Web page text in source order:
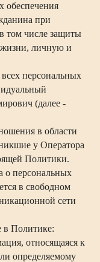
обеспечения
при
том числе защиты
жизни, личную и
персональных
(далее -
в области
у Оператора
Политики.
о персональных
в свободном
сети
в Политике:
относящаяся к
определяемому